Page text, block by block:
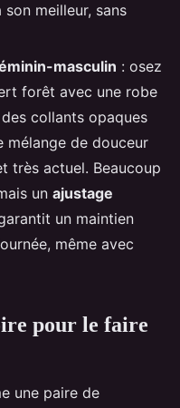
son meilleur, sans
masculin : osez
forêt avec une robe
collants opaques
mélange de douceur
très actuel. Beaucoup
un ajustage
un maintien
même avec
pour le faire
une paire de